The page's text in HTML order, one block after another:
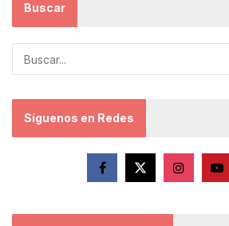
Buscar
Síguenos en Redes